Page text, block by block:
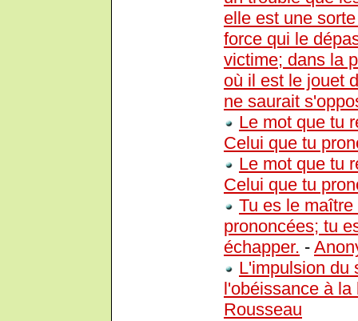
elle est une
force qui le
victime; dans la
où il est le jouet
ne saurait
Le mot que tu
Celui que tu
Le mot que tu
Celui que tu
Tu es le
prononcées; tu
échapper. -
L'impulsion du
l'obéissance à
Rousseau